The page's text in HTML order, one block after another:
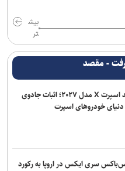
برای گسترش همکاری‌های ورزش و
پرسپولیس ماندنی شد
فعلا به ایران نمی‌آیم
آزاد و پنجره تیم بانوان
بیش
تر
- مقصد
کوروت گرند اسپرت X مدل ۲۰۲۷؛ اثبات جادوی
دنیای خودروهای اسپرت
سری ایکس در اروپا به رکورد